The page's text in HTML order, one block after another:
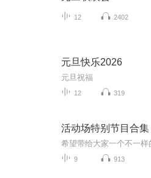
12 2402
元旦快乐2026
元旦祝福
12 319
活动场特别节目合集
9 913